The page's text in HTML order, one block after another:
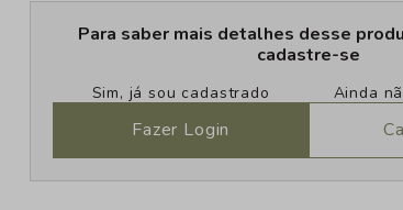
Para saber mais detalhes desse
cadastre-se
Sim, já sou cadastrado
Fazer Login
Ainda